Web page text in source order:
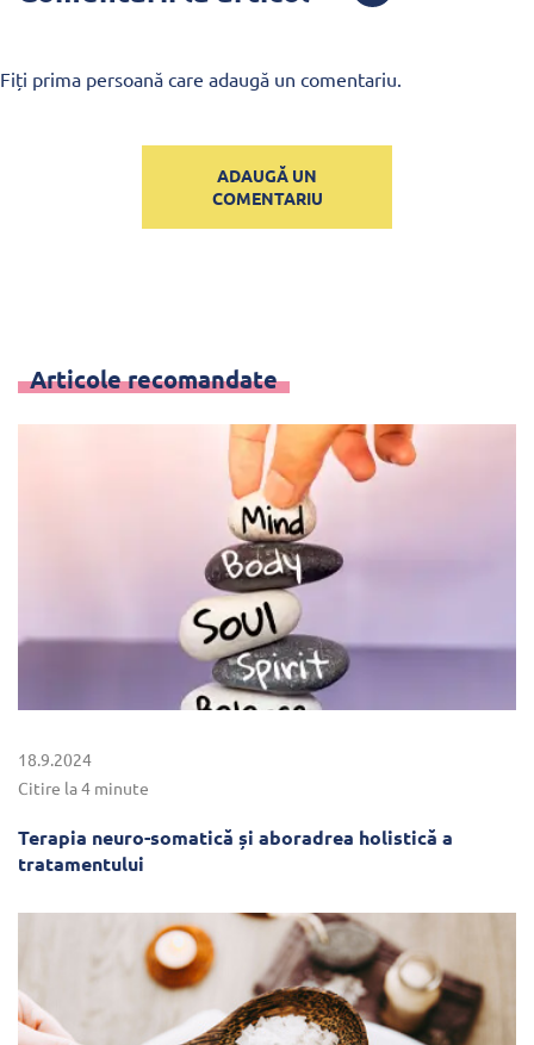
Fiți prima persoană care adaugă un comentariu.
ADAUGĂ UN
COMENTARIU
Articole recomandate
18.9.2024
Citire la 4 minute
Terapia neuro-somatică și aboradrea holistică a
tratamentului